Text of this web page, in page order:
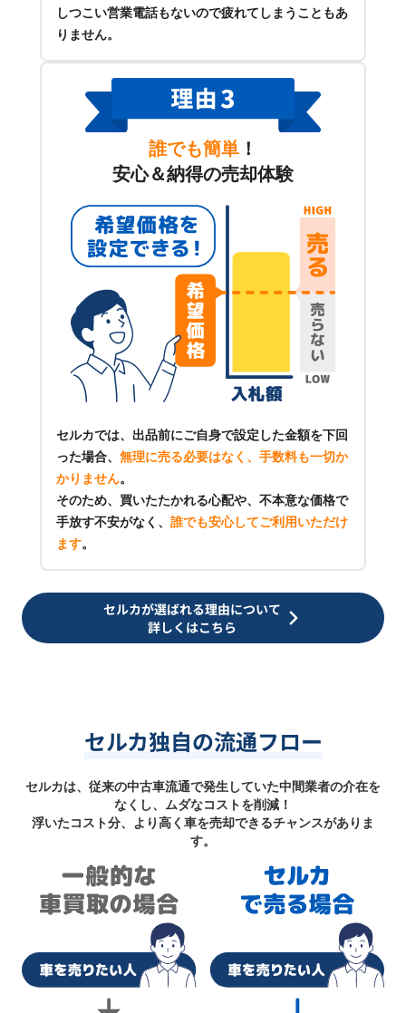
しつこい営業電話もないので疲れてしまうこともあ
りません。
誰でも簡単 ！
安心＆納得の売却体験
セルカでは、出品前にご自身で設定した金額を下回
った場合、 無理に売る必要はなく、手数料も一切か
かりません。
そのため、買いたたかれる心配や、不本意な価格で
手放す不安がなく、 誰でも安心してご利用いただけ
ます。
セルカが選ばれる理由について
詳しくはこちら
セルカ独自の流通フロー
セルカは、従来の中古車流通で発生していた中間業者の介在を
なくし、ムダなコストを削減！
浮いたコスト分、より高く車を売却できるチャンスがありま
す。